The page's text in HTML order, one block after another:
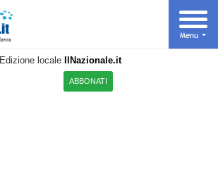
Edizione locale IlNazionale.it
ABBONATI